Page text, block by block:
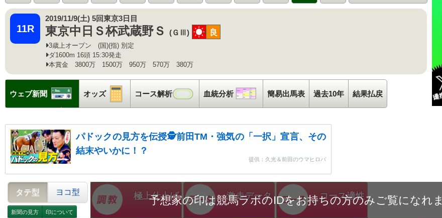
11R
2019/11/9(土) 5回東京3日目
東京中日Ｓ杯武蔵野Ｓ (ＧⅢ) 晴良
3歳上オープン (国)(指) 別定
ダ1600m 16頭 15:30発走
本賞金 3800万 1500万 950万 570万 380万
ウェブ新聞 ウェブ新聞
オッズ オッズ
コース解析 コース解析
血統分析 血統分析
簡易出馬表 過去10年 結果払戻
パドックの見方を伝授🕵前田TM・強気の「一択」宣言、その
結末やいかに！？
提供：久光＆前田のウマヒロバ
タテ型 ヨコ型
新聞の見方 印について
極上仕上げ 激走データ コース適性
予想家の印は競馬ラボのIDをお持ちの方のみご覧になれま